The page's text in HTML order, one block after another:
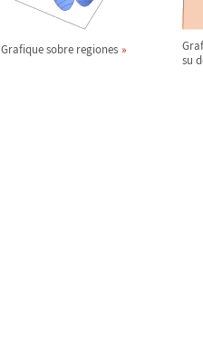
Grafique sobre regiones
su